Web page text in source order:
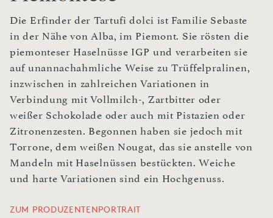
Die Erfinder der Tartufi dolci ist Familie Sebaste
in der Nähe von Alba, im Piemont. Sie rösten die
piemonteser Haselnüsse IGP und verarbeiten sie
auf unannachahmliche Weise zu Trüffelpralinen,
inzwischen in zahlreichen Variationen in
Verbindung mit Vollmilch-, Zartbitter oder
weißer Schokolade oder auch mit Pistazien oder
Zitronenzesten. Begonnen haben sie jedoch mit
Torrone, dem weißen Nougat, das sie anstelle von
Mandeln mit Haselnüssen bestückten. Weiche
und harte Variationen sind ein Hochgenuss.
ZUM PRODUZENTENPORTRAIT